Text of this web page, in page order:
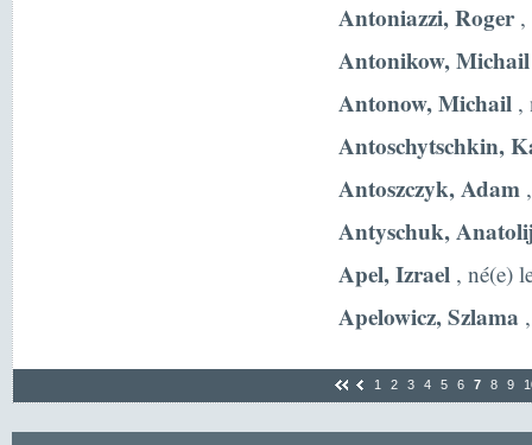
Antoniazzi, Roger,
Antonikow, Michail
Antonow, Michail ,
Antoschytschkin,
Antoszczyk, Adam
Antyschuk,
Apel, Izrael , né(e)
Apelowicz, Szlama
1 2 3 4 5 6 7 8 9